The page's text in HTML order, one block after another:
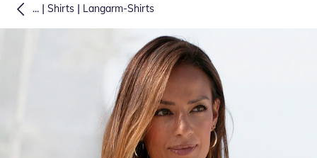
... | Shirts | Langarm-Shirts